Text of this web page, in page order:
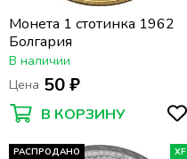
Монета 1 стотинка 1962
Болгария
В наличии
Цена 50 ₽
В КОРЗИНУ
РАСПРОДАНО XF